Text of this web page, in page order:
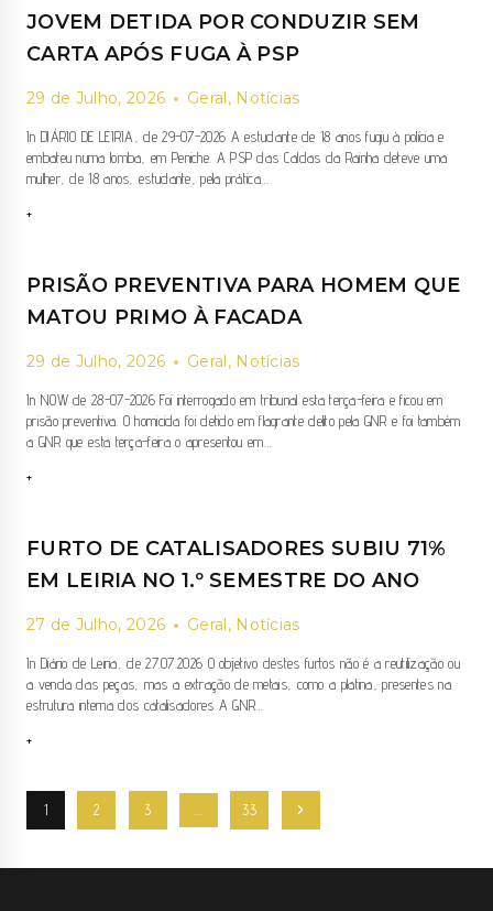
DOMÉSTICA
EM
A
ESQUADRA
DA
PSP
DE
LEIRIA
JOVEM DETIDA POR CONDUZIR SEM
CARTA APÓS FUGA À PSP
29 de Julho, 2026 Geral, Notícias
In DIÁRIO DE LEIRIA, de 29-07-2026 A estudante de 18 anos fugiu à polícia e
embateu numa lomba, em Peniche. A PSP das Caldas da Rainha deteve uma
mulher, de 18 anos, estudante, pela prática…
+JOVEM
CONDUZIR
SEM
CARTA
FUGA
À
PSP
PRISÃO PREVENTIVA PARA HOMEM QUE
MATOU PRIMO À FACADA
29 de Julho, 2026 Geral, Notícias
In NOW de 28-07-2026 Foi interrogado em tribunal esta terça-feira e ficou em
prisão preventiva. O homicida foi detido em flagrante delito pela GNR e foi também
a GNR que esta terça-feira o apresentou em…
+PRISÃO
QUE
MATOU
À
FACADA
FURTO DE CATALISADORES SUBIU 71%
EM LEIRIA NO 1.º SEMESTRE DO ANO
27 de Julho, 2026 Geral, Notícias
In Diário de Leiria, de 27.07.2026 O objetivo destes furtos não é a reutilização ou
a venda das peças, mas a extração de metais, como a platina, presentes na
estrutura interna dos catalisadores A GNR…
+FURTO
71%PAGE
NAVIGATION
1 2 3 33
Next